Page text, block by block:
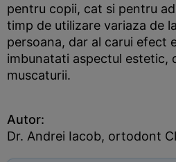
pentru copii, cat si pentru
timp de utilizare variaza de
persoana, dar al carui efect
imbunatati aspectul estetic,
muscaturii.
Autor:
Dr. Andrei Iacob, ortodont